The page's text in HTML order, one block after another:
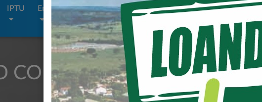
IPTU Empresas Imprensa Servidor Contatos
Sala do
Empreendedor
CONTRA A GRIPE - 2021.